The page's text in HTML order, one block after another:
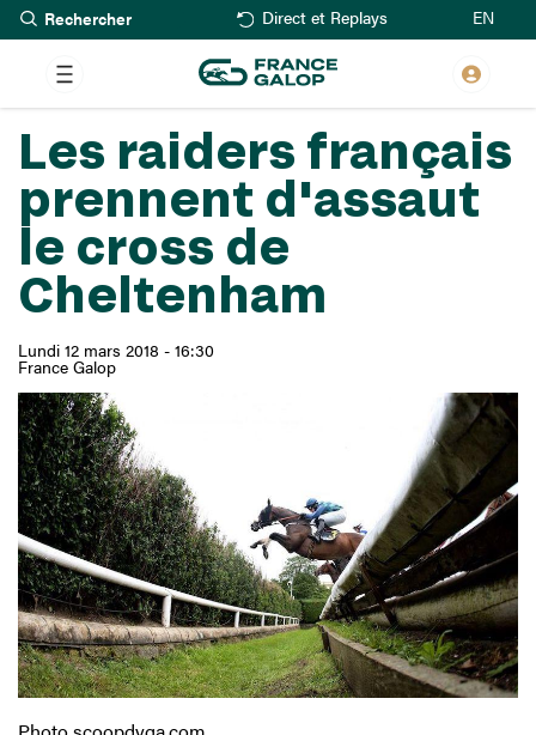
Aller
au
contenu
principal
Rechercher Direct et Replays EN
Les raiders français
prennent d'assaut
le cross de
Cheltenham
Lundi 12 mars 2018 - 16:30
France Galop